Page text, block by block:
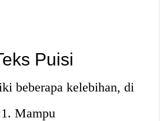
Puisi
beberapa kelebihan, di
Mampu